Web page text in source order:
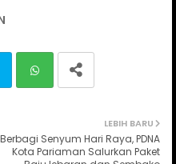
ats
LEBIH BARU
Berbagi Senyum Hari Raya, PDNA
Kota Pariaman Salurkan Paket